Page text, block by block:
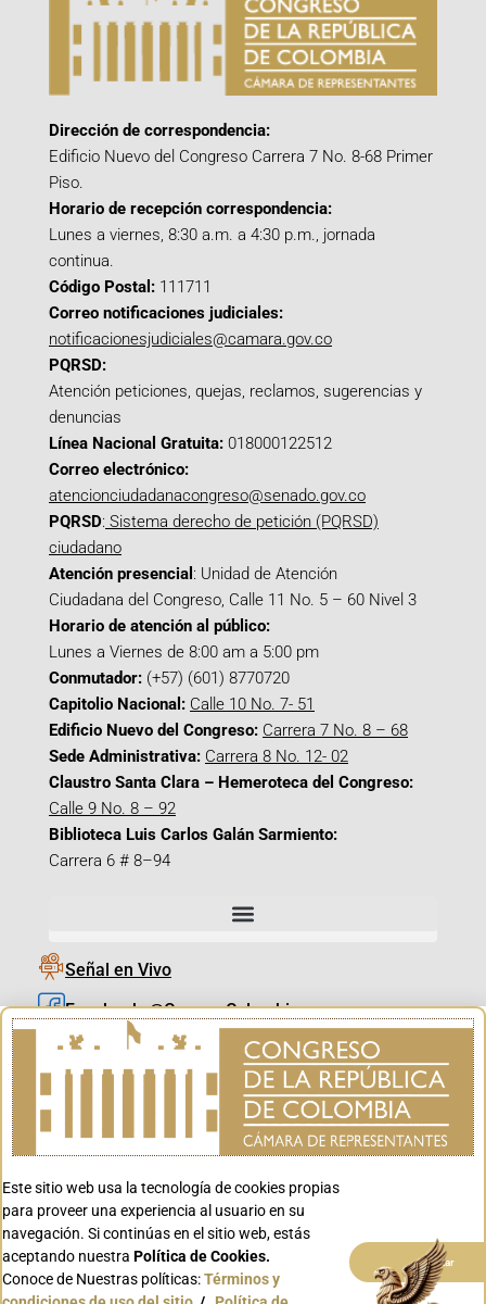
Dirección de correspondencia:
Edificio Nuevo del Congreso Carrera 7 No. 8-68 Primer
Piso.
Horario de recepción correspondencia:
Lunes a viernes, 8:30 a.m. a 4:30 p.m., jornada
continua.
Código Postal: 111711
Correo notificaciones judiciales:
notificacionesjudiciales@camara.gov.co
PQRSD:
Atención peticiones, quejas, reclamos, sugerencias y
denuncias
Línea Nacional Gratuita: 018000122512
Correo electrónico:
atencionciudadanacongreso@senado.gov.co
PQRSD: Sistema derecho de petición (PQRSD)
ciudadano
Atención presencial : Unidad de Atención
Ciudadana del Congreso, Calle 11 No. 5 – 60 Nivel 3
Horario de atención al público:
Lunes a Viernes de 8:00 am a 5:00 pm
Conmutador: (+57) (601) 8770720
Capitolio Nacional: Calle 10 No. 7- 51
Edificio Nuevo del Congreso: Carrera 7 No. 8 – 68
Sede Administrativa: Carrera 8 No. 12- 02
Claustro Santa Clara – Hemeroteca del Congreso:
Calle 9 No. 8 – 92
Biblioteca Luis Carlos Galán Sarmiento:
Carrera 6 # 8–94
Señal en Vivo
Facebook_@CamaraColombia
Instagram_@CamaraColombia
X_@CamaraColombia
Youtube_@CamaraColombia
Youtube_@CanalCongreso
Este sitio web usa la tecnología de cookies propias
para proveer una experiencia al usuario en su
navegación. Si continúas en el sitio web, estás
aceptando nuestra Política de Cookies.
Conoce de Nuestras políticas:Términos y
Aceptar